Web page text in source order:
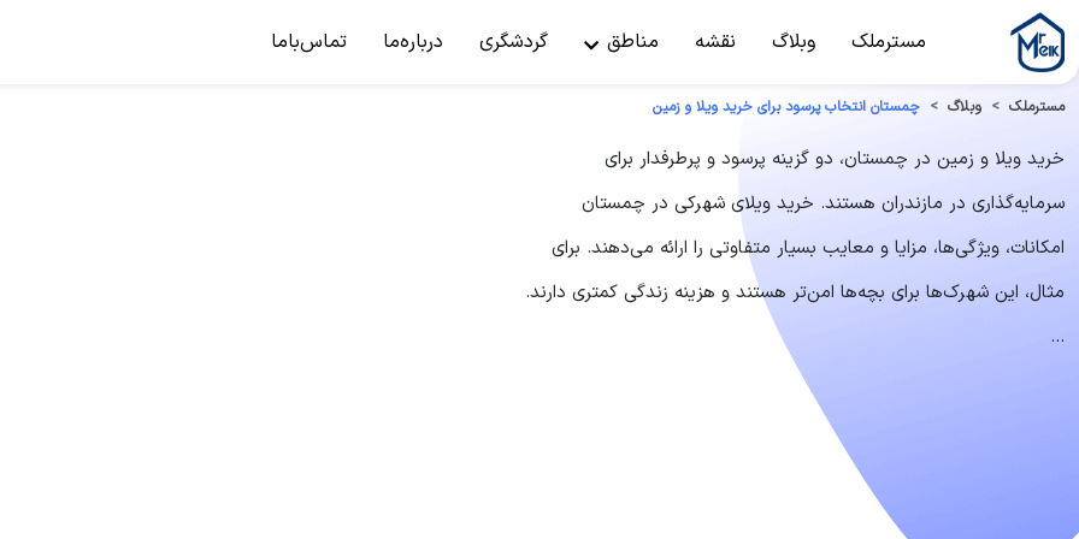
مسترملک وبلاگ نقشه مناطق گردشگری درباره‌ما تماس‌باما
مسترملک وبلاگ چمستان انتخاب پرسود برای خرید ویلا و زمین
خرید ویلا و زمین در چمستان، دو گزینه پرسود و پرطرفدار برای
سرمایه‌گذاری در مازندران هستند. خرید ویلای شهرکی در چمستان
امکانات، ویژگی‌ها، مزایا و معایب بسیار متفاوتی را ارائه می‌دهند. برای
مثال، این شهرک‌ها برای بچه‌ها امن‌تر هستند و هزینه زندگی کمتری دارند.
...